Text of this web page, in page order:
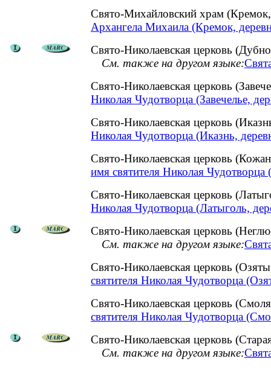
Свято-Михайловский храм
Архангела Михаила (Кремок,
Свято-Николаевская церковь
См. также на другом языке:
Свято-Николаевская церковь
Николая Чудотворца (Завечелье,
Свято-Николаевская церковь
Николая Чудотворца (Иказнь,
Свято-Николаевская церковь
имя святителя Николая
Свято-Николаевская церковь
Николая Чудотворца (Латыголь,
Свято-Николаевская церковь
См. также на другом языке:
Свято-Николаевская церковь
святителя Николая Чудотворца
Свято-Николаевская церковь
святителя Николая Чудотворца
Свято-Николаевская церковь
См. также на другом языке: